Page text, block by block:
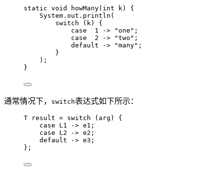
static void howMany( int k)
{
System . out . println (
switch (k) {
case
1 -> "one " ;
case
2 -> "two " ;
default
-> "many" ;
}
) ;
}
通常情况下， switch表达式如下所示：
T result = switch (arg) {
case L1 -> e1;
case L2 -> e2;
default
-> e3;
};